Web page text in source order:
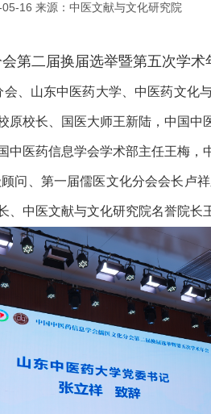
16 来源：中医文献与文化研究院
第二届换届选举暨第五次学术
、山东中医药大学、中医药文
原校长、国医大师王新陆， 中国中
医药信息学会学术部主任王梅
问、第一届儒医文化分会会长卢
中医文献与文化研究院名誉院长